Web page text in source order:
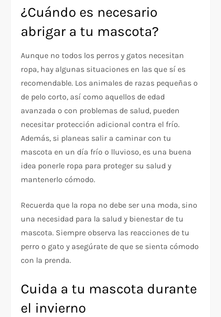
¿Cuándo es necesario
abrigar a tu mascota?
Aunque no todos los perros y gatos necesitan
ropa, hay algunas situaciones en las que sí es
recomendable. Los animales de razas pequeñas o
de pelo corto, así como aquellos de edad
avanzada o con problemas de salud, pueden
necesitar protección adicional contra el frío.
Además, si planeas salir a caminar con tu
mascota en un día frío o lluvioso, es una buena
idea ponerle ropa para proteger su salud y
mantenerlo cómodo.
Recuerda que la ropa no debe ser una moda, sino
una necesidad para la salud y bienestar de tu
mascota. Siempre observa las reacciones de tu
perro o gato y asegúrate de que se sienta cómodo
con la prenda.
Cuida a tu mascota durante
el invierno